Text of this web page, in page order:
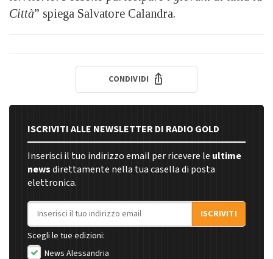
Città” spiega Salvatore Calandra.
CONDIVIDI
ISCRIVITI ALLE NEWSLETTER DI RADIO GOLD
Inserisci il tuo indirizzo email per ricevere le ultime
newsdirettamente nella tua casella di posta
elettronica.
Indirizzo email
ISCRIVITI
Scegli le tue edizioni:
News Alessandria